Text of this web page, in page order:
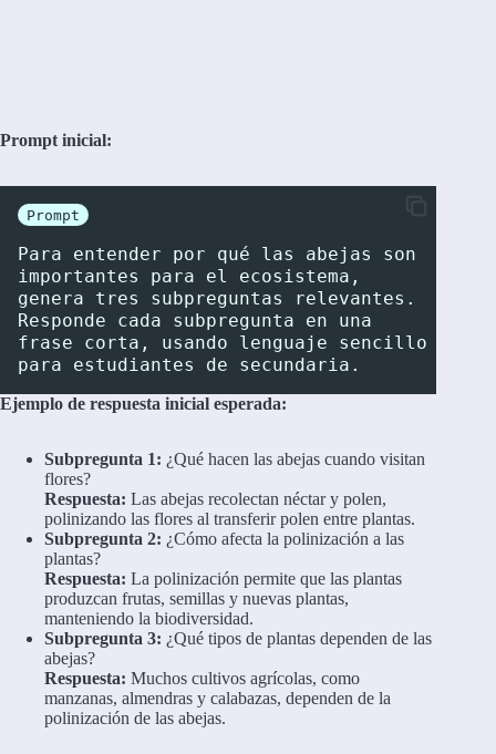
Prompt inicial:
Prompt
Para entender por qué las abejas son
importantes para el ecosistema,
genera tres subpreguntas relevantes.
Responde cada subpregunta en una
frase corta, usando lenguaje sencillo
para estudiantes de secundaria.
Ejemplo de respuesta inicial esperada:
Subpregunta 1: ¿Qué hacen las abejas cuando visitan
flores?
Respuesta: Las abejas recolectan néctar y polen,
polinizando las flores al transferir polen entre plantas.
Subpregunta 2: ¿Cómo afecta la polinización a las
plantas?
Respuesta: La polinización permite que las plantas
produzcan frutas, semillas y nuevas plantas,
manteniendo la biodiversidad.
Subpregunta 3: ¿Qué tipos de plantas dependen de las
abejas?
Respuesta: Muchos cultivos agrícolas, como
manzanas, almendras y calabazas, dependen de la
polinización de las abejas.